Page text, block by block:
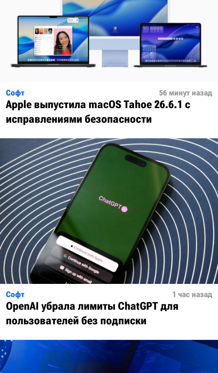
Софт 56 минут назад
Apple выпустила macOS Tahoe 26.6.1 с
исправлениями безопасности
Софт 1 час назад
OpenAI убрала лимиты ChatGPT для
пользователей без подписки